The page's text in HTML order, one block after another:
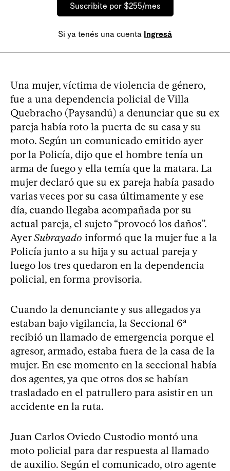
Suscribite por $255/mes
Si ya tenés una cuenta Ingresá
Una mujer, víctima de violencia de género,
fue a una dependencia policial de Villa
Quebracho (Paysandú) a denunciar que su ex
pareja había roto la puerta de su casa y su
moto. Según un comunicado emitido ayer
por la Policía, dijo que el hombre tenía un
arma de fuego y ella temía que la matara. La
mujer declaró que su ex pareja había pasado
varias veces por su casa últimamente y ese
día, cuando llegaba acompañada por su
actual pareja, el sujeto “provocó los daños”.
Ayer Subrayado informó que la mujer fue a la
Policía junto a su hija y su actual pareja y
luego los tres quedaron en la dependencia
policial, en forma provisoria.
Cuando la denunciante y sus allegados ya
estaban bajo vigilancia, la Seccional 6ª
recibió un llamado de emergencia porque el
agresor, armado, estaba fuera de la casa de la
mujer. En ese momento en la seccional había
dos agentes, ya que otros dos se habían
trasladado en el patrullero para asistir en un
accidente en la ruta.
Juan Carlos Oviedo Custodio montó una
moto policial para dar respuesta al llamado
de auxilio. Según el comunicado, otro agente